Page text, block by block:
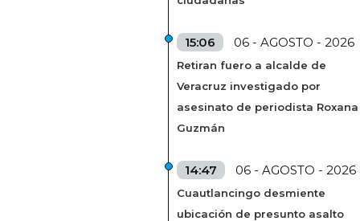
15:06 06 - AGOSTO - 2026
Retiran fuero a alcalde de
Veracruz investigado por
asesinato de periodista Roxana
Guzmán
14:47 06 - AGOSTO - 2026
Cuautlancingo desmiente
ubicación de presunto asalto